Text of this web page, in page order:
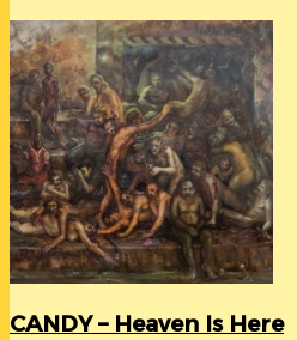
CANDY – Heaven Is Here